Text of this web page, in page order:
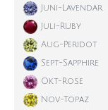
Juni-Lavendar
Juli-Ruby
Aug-Peridot
Sept-Sapphire
Okt-Rose
Nov-Topaz